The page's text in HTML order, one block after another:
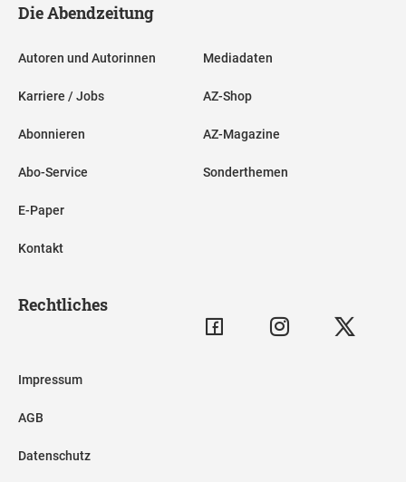
Die Abendzeitung
Autoren und Autorinnen
Karriere / Jobs
Abonnieren
Abo-Service
E-Paper
Kontakt
Mediadaten
AZ-Shop
AZ-Magazine
Sonderthemen
Rechtliches
Impressum
AGB
Datenschutz